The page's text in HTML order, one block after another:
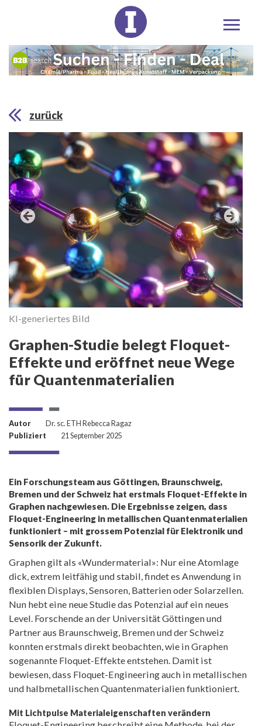
zurück
KI-generiertes Bild
Graphen-Studie belegt Floquet-
Effekte und eröffnet neue Wege
für Quantenmaterialien
Autor
Dr. sc. ETH Rebecca Ragaz
Publiziert
21 September 2025
Ein Forschungsteam aus Göttingen, Braunschweig,
Bremen und der Schweiz hat erstmals Floquet-Effekte in
Graphen nachgewiesen. Die Ergebnisse zeigen, dass
Floquet-Engineering in metallischen Quantenmaterialien
funktioniert – mit grossem Potenzial für Elektronik und
Sensorik der Zukunft.
Graphen gilt als «Wundermaterial»: Nur eine Atomlage
dick, extrem leitfähig und stabil, findet es Anwendung in
flexiblen Displays, Sensoren, Batterien oder Solarzellen.
Nun hebt eine neue Studie das Potenzial auf ein neues
Level. Forschende an der Universität Göttingen und
Partner aus Braunschweig, Bremen und der Schweiz
konnten erstmals direkt beobachten, wie in Graphen
sogenannte Floquet-Effekte entstehen. Damit ist
bewiesen, dass Floquet-Engineering auch in metallischen
und halbmetallischen Quantenmaterialien funktioniert.
Mit Lichtpulse Materialeigenschaften verändern